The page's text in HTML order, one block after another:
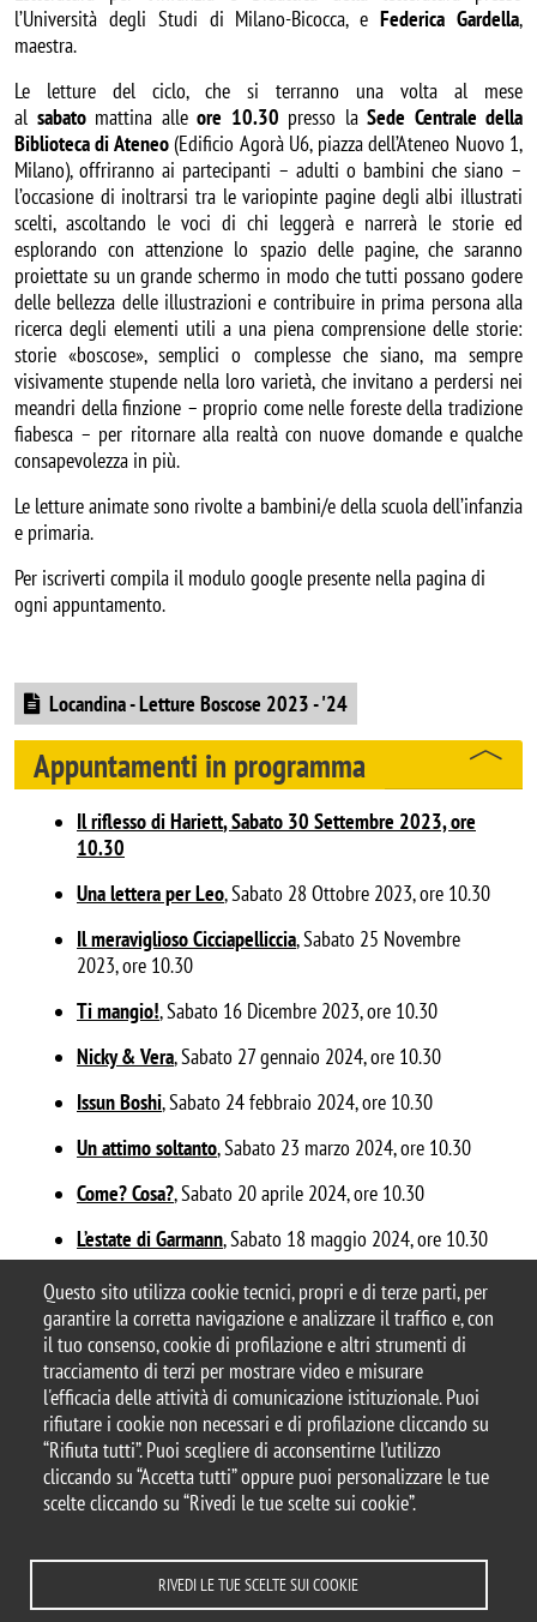
Questo sito utilizza cookie tecnici, propri e di terze parti, per
garantire la corretta navigazione e analizzare il traffico e, con
il tuo consenso, cookie di profilazione e altri strumenti di
tracciamento di terzi per mostrare video e misurare
l'efficacia delle attività di comunicazione istituzionale. Puoi
rifiutare i cookie non necessari e di profilazione cliccando su
“Rifiuta tutti”. Puoi scegliere di acconsentirne l’utilizzo
cliccando su “Accetta tutti” oppure puoi personalizzare le tue
scelte cliccando su “Rivedi le tue scelte sui cookie”.
RIVEDI LE TUE SCELTE SUI COOKIE
l’Università degli Studi di Milano-Bicocca, eFederica Gardella,
maestra.
Le letture del ciclo, che si terranno una volta al mese
al sabatomattina alle ore 10.30 presso la Sede Centrale della
Biblioteca di Ateneo(Edificio Agorà U6, piazza dell’Ateneo Nuovo 1,
Milano), offriranno ai partecipanti – adulti o bambini che siano –
l’occasione di inoltrarsi tra le variopinte pagine degli albi illustrati
scelti, ascoltando le voci di chi leggerà e narrerà le storie ed
esplorando con attenzione lo spazio delle pagine, che saranno
proiettate su un grande schermo in modo che tutti possano godere
delle bellezza delle illustrazioni e contribuire in prima persona alla
ricerca degli elementi utili a una piena comprensione delle storie:
storie «boscose», semplici o complesse che siano, ma sempre
visivamente stupende nella loro varietà, che invitano a perdersi nei
meandri della finzione – proprio come nelle foreste della tradizione
fiabesca – per ritornare alla realtà con nuove domande e qualche
consapevolezza in più.
Le letture animate sono rivolte a bambini/e della scuola dell’infanzia
e primaria.
Per iscriverti compila il modulo google presente nella pagina di
ogni appuntamento.
DocumentLocandina - Letture Boscose 2023 - '24
Appuntamenti in programma
Il riflesso di Hariett, Sabato 30 Settembre 2023, ore
10.30
Una lettera per Leo, Sabato 28 Ottobre 2023, ore 10.30
Il meraviglioso Cicciapelliccia, Sabato 25 Novembre
2023, ore 10.30
Ti mangio!,Sabato 16 Dicembre 2023, ore 10.30
Nicky & Vera, Sabato 27 gennaio 2024, ore 10.30
Issun Boshi,Sabato 24 febbraio 2024, ore 10.30
Un attimo soltanto,Sabato 23 marzo 2024, ore 10.30
Come? Cosa?,Sabato 20 aprile 2024, ore 10.30
L’estate di Garmann,Sabato 18 maggio 2024, ore 10.30
© 2025 Biblioteca di Ateneo – Università degli
Studi di Milano-Bicocca
Piazza dell'Ateneo Nuovo, 1 - 20126, Milano
Casella PEC:ateneo.bicocca@pec.unimib.it
P.I. 12621570154 | biblioteca@unimib.it